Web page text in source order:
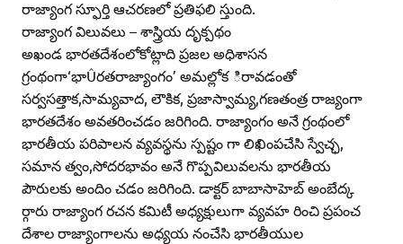
రాజ్యాంగ స్ఫూర్తి ఆచరణలో ప్రతిఫలి స్తుంది.
రాజ్యాంగ విలువలు – శాస్త్రియ దృక్పథం
అఖండ భారతదేశంలోకోట్లాది ప్రజల అధిశాసన
గ్రంథంగా‘భాÛరతరాజ్యాంగం’ అమల్లోక ిరావడంతో
సర్వసత్తాక,సామ్యవాద, లౌకిక, ప్రజాస్వామ్య,గణతంత్ర రాజ్యంగా
భారతదేశం అవతరించడం జరిగింది. రాజ్యాంగం అనే గ్రంథంలో
భారతీయ పరిపాలన వ్యవస్థను స్పష్టం గా లిఖింపచేసి స్వేచ్ఛ,
సమాన త్వం,సోదరభావం అనే గొప్పవిలువలను భారతీయ
పౌరులకు అందిం చడం జరిగింది. డాక్టర్‌ బాబాసాహెబ్‌ అంబేద్క
ర్గారు రాజ్యాంగ రచన కమిటీ అధ్యక్షులుగా వ్యవహ రించి ప్రపంచ
దేశాల రాజ్యాంగాలను అధ్యయ నంచేసి భారతీయుల